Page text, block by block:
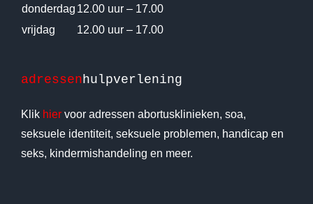
donderdag 12.00 uur – 17.00
vrijdag
12.00 uur – 17.00
adressenhulpverlening
Klik hiervoor adressen abortusklinieken, soa,
seksuele identiteit, seksuele problemen, handicap en
seks, kindermishandeling en meer.